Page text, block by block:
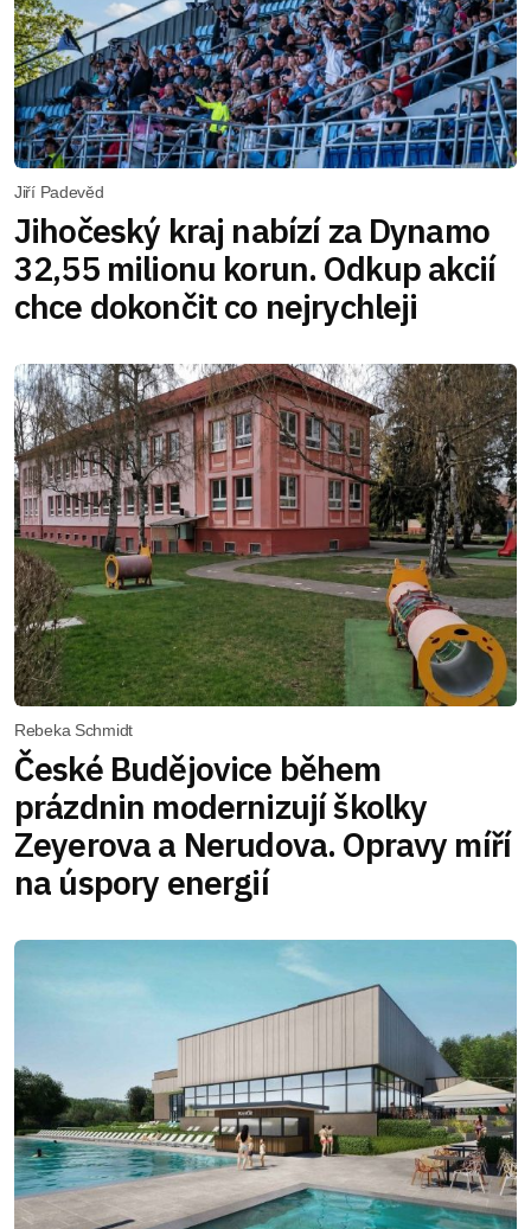
Jiří Padevěd
Jihočeský kraj nabízí za Dynamo
32,55 milionu korun. Odkup akcií
chce dokončit co nejrychleji
Rebeka Schmidt
České Budějovice během
prázdnin modernizují školky
Zeyerova a Nerudova. Opravy míří
na úspory energií